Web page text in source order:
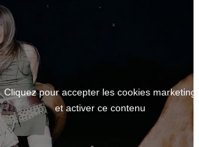
Cliquez pour accepter les cookies marketing
et activer ce contenu